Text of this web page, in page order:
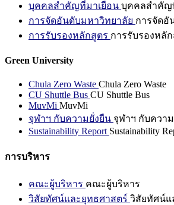
บุคคลสำคัญที่มาเยือน บุคคลสำคัญ
การจัดอันดับมหาวิทยาลัย การจัดอั
การรับรองหลักสูตร การรับรองหลั
Green University
Chula Zero Waste Chula Zero Waste
CU Shuttle Bus CU Shuttle Bus
MuvMi MuvMi
จุฬาฯ กับความยั่งยืน จุฬาฯ กับควา
Sustainability Report Sustainability
การบริหาร
คณะผู้บริหาร คณะผู้บริหาร
วิสัยทัศน์และยุทธศาสตร์ วิสัยทัศน์แ